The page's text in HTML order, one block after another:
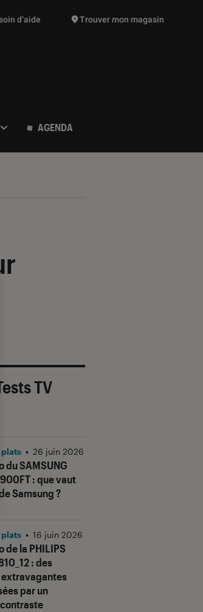
de produits vont vous être proposées
d’aide Trouver mon magasin
AGENDA
TV
du SAMSUNG
: que vaut
de Samsung ?
plats • 26 juin 2026
de la PHILIPS
: des
par un
plats • 16 juin 2026